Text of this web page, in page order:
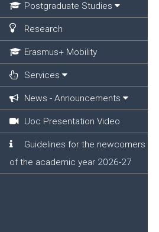
Postgraduate Studies
Research
Erasmus+ Mobility
Services
News - Announcements
Uoc Presentation Video
Guidelines for the newcomers
of the academic year 2026-27